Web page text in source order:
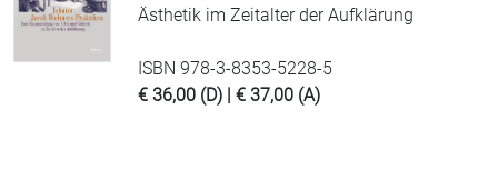
Ästhetik im Zeitalter der Aufklärung
ISBN 978-3-8353-5228-5
€ 36,00 (D) | € 37,00 (A)